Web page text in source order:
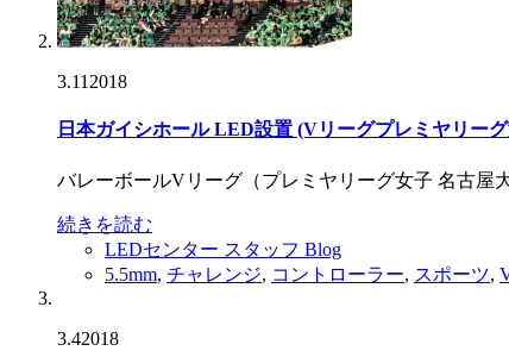
3.11 2018
日本ガイシホール LED設置 (Vリーグプレミヤリーグ
バレーボールVリーグ（プレミヤリーグ女子 名古屋
続きを読む
LEDセンター スタッフ Blog
5.5mm, チャレンジ, コントローラー, スポーツ,
3.42018